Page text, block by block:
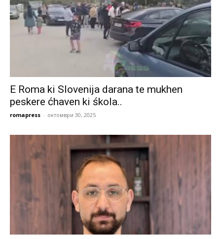
E Roma ki Slovenija darana te mukhen
peskere ćhaven ki śkola..
romapress - октомври 30, 2025